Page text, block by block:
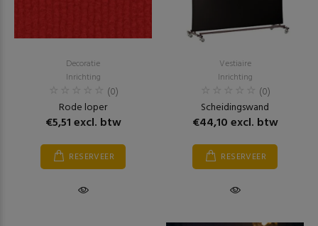
Decoratie
Inrichting
(0)
Rode loper
€5,51 excl. btw
RESERVEER
Vestiaire
Inrichting
(0)
Scheidingswand
€44,10 excl. btw
RESERVEER